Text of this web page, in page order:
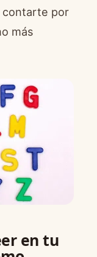
contarte por
más
en tu